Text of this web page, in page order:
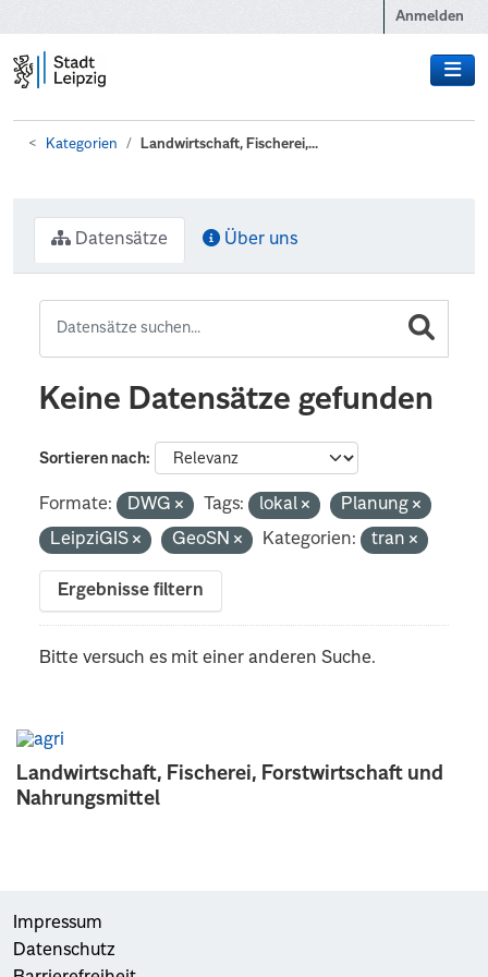
Anmelden
Kategorien Landwirtschaft, Fischerei,...
Landwirtschaft, Fischerei, Forstwirtschaft und
Nahrungsmittel
Datensätze Über uns
Keine Datensätze gefunden
Sortieren nach
Formate: DWG Tags: lokal
Planung
LeipziGIS
GeoSN Kategorien: tran
Ergebnisse filtern
Bitte versuch es mit einer anderen Suche.
Impressum
Datenschutz